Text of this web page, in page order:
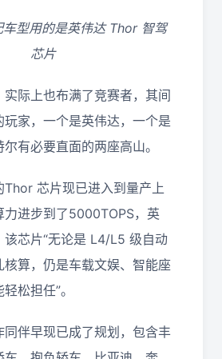
型用的是英伟达 Thor 智驾
芯片
际上也布满了竞赛者，其间
玩家，一个是英伟达，一个是
有必要直面的两座高山。
Thor 芯片现已进入到量产上
力进步到了5000TOPS，英
该芯片“无论是 L4/L5 级自动
核算，仍是车载文娱、智能座
松担任”。
同伴早现已成了规划，包含丰